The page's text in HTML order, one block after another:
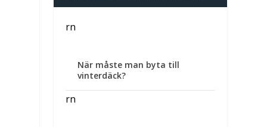
rn
När måste man byta till
vinterdäck?
rn